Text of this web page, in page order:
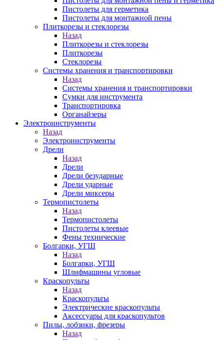
Пистолеты для герметика
Пистолеты для монтажной пены
Плиткорезы и стеклорезы
Назад
Плиткорезы и стеклорезы
Плиткорезы
Стеклорезы
Системы хранения и транспортировки
Назад
Системы хранения и транспортировки
Сумки для инструмента
Транспортировка
Органайзеры
Электроинструменты
Назад
Электроинструменты
Дрели
Назад
Дрели
Дрели безударные
Дрели ударные
Дрели миксеры
Термопистолеты
Назад
Термопистолеты
Пистолеты клеевые
Фены технические
Болгарки, УГШ
Назад
Болгарки, УГШ
Шлифмашины угловые
Краскопульты
Назад
Краскопульты
Электрические краскопульты
Аксессуары для краскопультов
Пилы, лобзики, фрезеры
Назад